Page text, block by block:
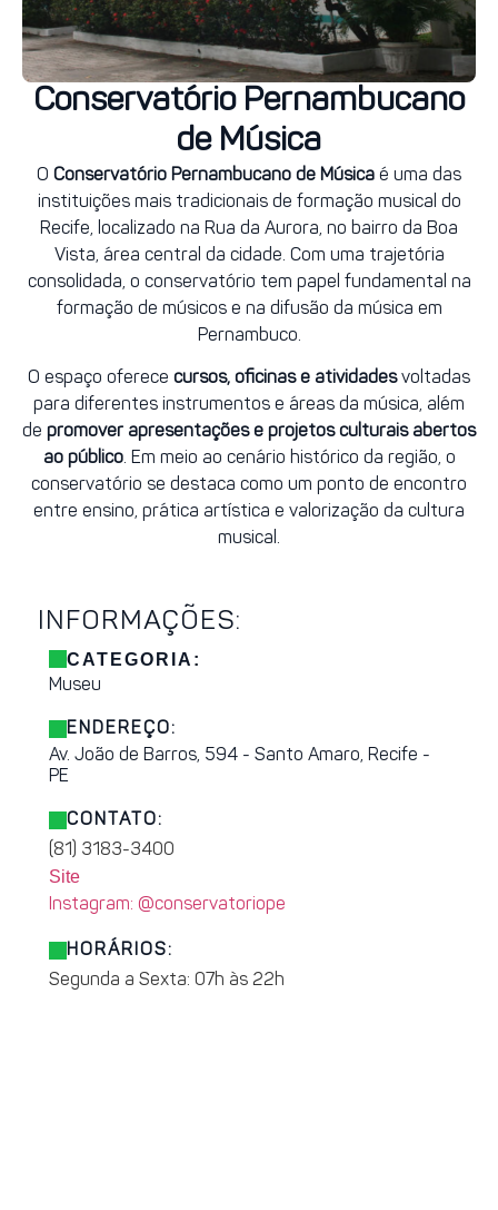
Conservatório Pernambucano
de Música
O Conservatório Pernambucano de Música é uma das
instituições mais tradicionais de formação musical do
Recife, localizado na Rua da Aurora, no bairro da Boa
Vista, área central da cidade. Com uma trajetória
consolidada, o conservatório tem papel fundamental na
formação de músicos e na difusão da música em
Pernambuco.
O espaço oferece cursos, oficinas e atividadesvoltadas
para diferentes instrumentos e áreas da música, além
de promover apresentações e projetos culturais abertos
ao público. Em meio ao cenário histórico da região, o
conservatório se destaca como um ponto de encontro
entre ensino, prática artística e valorização da cultura
musical.
INFORMAÇÕES:
CATEGORIA:
Museu
ENDEREÇO:
Av. João de Barros, 594 - Santo Amaro, Recife -
PE
CONTATO:
(81) 3183-3400
Site
Instagram: @conservatoriope
HORÁRIOS:
Segunda a Sexta: 07h às 22h